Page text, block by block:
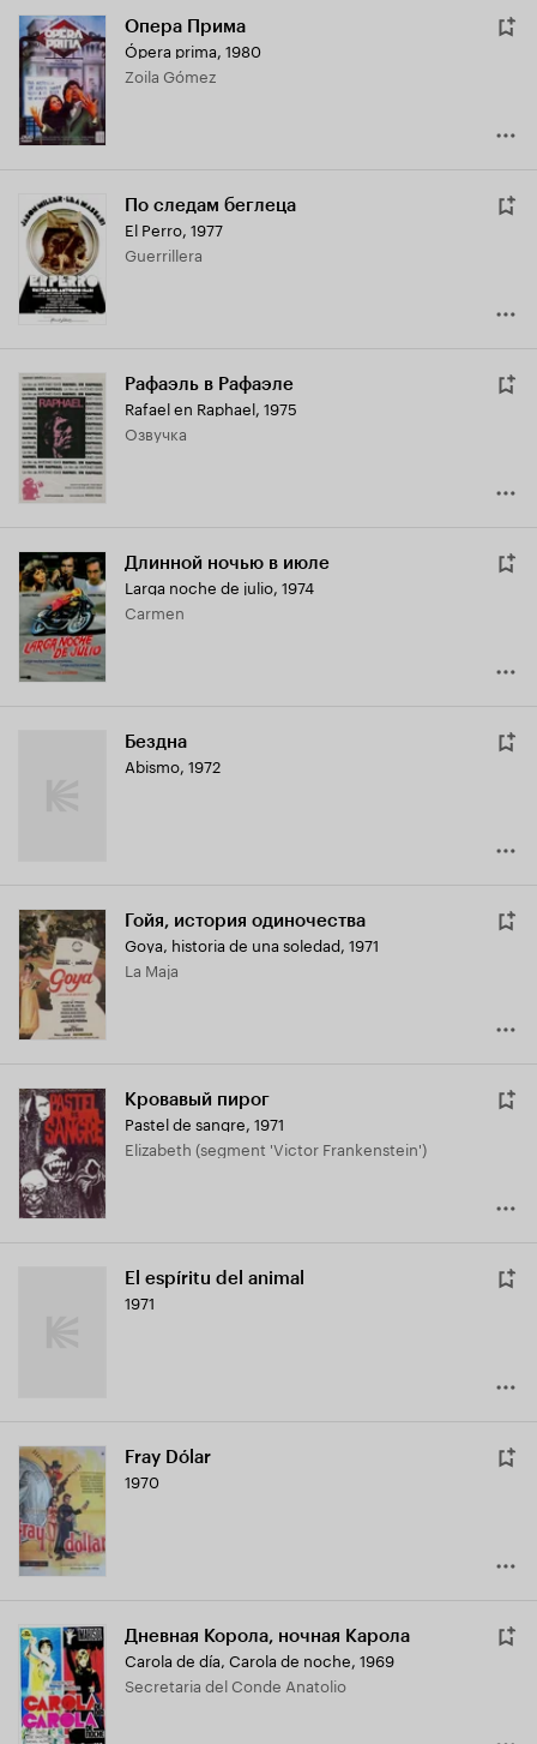
Опера Прима
Ópera prima, 1980
Zoila Gómez
По следам беглеца
El Perro, 1977
Guerrillera
Рафаэль в Рафаэле
Rafael en Raphael, 1975
озвучка
Длинной ночью в июле
Larga noche de julio, 1974
Carmen
Бездна
Abismo, 1972
Гойя, история одиночества
Goya, historia de una soledad, 1971
La Maja
Кровавый пирог
Pastel de sangre, 1971
Elizabeth (segment 'Victor Frankenstein')
El espíritu del animal
1971
Fray Dólar
1970
Дневная Корола, ночная Карола
Carola de día, Carola de noche, 1969
Secretaria del Conde Anatolio